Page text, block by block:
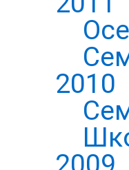
2010